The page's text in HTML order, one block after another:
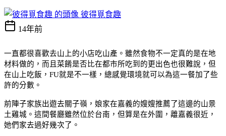
彼得覓食趣
14年前
一直都很喜歡去山上的小店吃山產。雖然食物不一定真的是在地
材料做的，而且菜餚是否比在都市所吃到的更出色也很難說，但
在山上吃飯， FU就是不一樣，總感覺環境就可以為這一餐加了些
許的分數。
前陣子家族出遊去關子嶺，娘家在嘉義的嫂嫂推薦了這邊的山景
土雞城。這間餐廳雖然位於台南，但算是在外圍，離嘉義很近，
她們家去過好幾次了。